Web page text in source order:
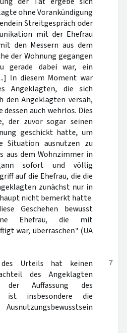
ohne Vorankündigung
Streitgespräch oder
mit der Ehefrau
den Messern aus dem
der Wohnung gegangen
gerade dabei war, ein
In diesem Moment war
Angeklagten, die sich
den Angeklagten versah,
auch wehrlos. Dies
der zuvor sogar seinen
geschickt hatte, um
Situation ausnutzen zu
aus dem Wohnzimmer in
sofort und völlig
auf die Ehefrau, die die
zunächst nur in
nicht bemerkt hatte.
Geschehen bewusst
Ehefrau, die mit
war, überraschen" (UA
7
Urteils hat keinen
des Angeklagten
der Auffassung des
ist insbesondere die